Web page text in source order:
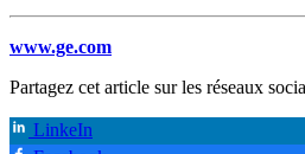
www.ge.com
Partagez cet article sur les réseaux
LinkeIn